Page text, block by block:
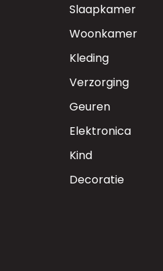
Slaapkamer
Woonkamer
Kleding
Verzorging
Geuren
Elektronica
Kind
Decoratie